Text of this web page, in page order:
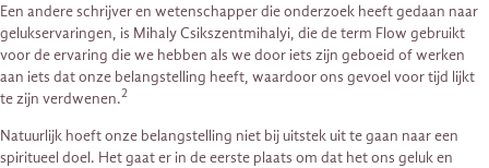
Een andere schrijver en wetenschapper die onderzoek heeft gedaan naar
gelukservaringen, is Mihaly Csikszentmihalyi, die de term Flow gebruikt
voor de ervaring die we hebben als we door iets zijn geboeid of werken
aan iets dat onze belangstelling heeft, waardoor ons gevoel voor tijd lijkt
te zijn verdwenen.2
Natuurlijk hoeft onze belangstelling niet bij uitstek uit te gaan naar een
spiritueel doel. Het gaat er in de eerste plaats om dat het ons geluk en